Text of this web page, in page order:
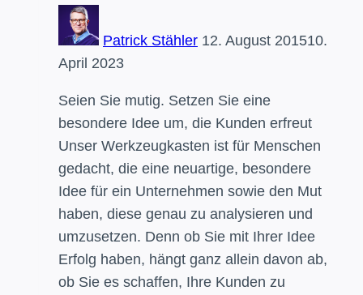
Patrick Stähler 12. August 201510.
April 2023
Seien Sie mutig. Setzen Sie eine
besondere Idee um, die Kunden erfreut
Unser Werkzeugkasten ist für Menschen
gedacht, die eine neuartige, besondere
Idee für ein Unternehmen sowie den Mut
haben, diese genau zu analysieren und
umzusetzen. Denn ob Sie mit Ihrer Idee
Erfolg haben, hängt ganz allein davon ab,
ob Sie es schaffen, Ihre Kunden zu